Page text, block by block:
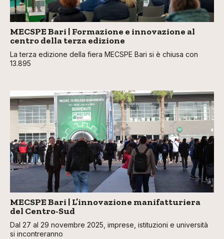
MECSPE Bari | Formazione e innovazione al
centro della terza edizione
La terza edizione della fiera MECSPE Bari si è chiusa con
13.895
MECSPE Bari | L’innovazione manifatturiera
del Centro-Sud
Dal 27 al 29 novembre 2025, imprese, istituzioni e università
si incontreranno